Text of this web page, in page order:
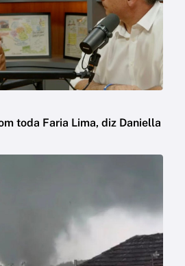
toda Faria Lima, diz Daniella